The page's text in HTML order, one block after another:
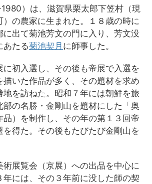
）は、滋賀県栗太郎下笠村（現
）の農家に生まれた。１８歳の時に
に出て菊池芳文の門に入り、芳文没
あたる菊池契月 に師事した。
に初入選し、その後も帝展で入選を
描いた作品が多く、その題材を求め
地を訪ねた。昭和７年には朝鮮を旅
部の名勝・金剛山を題材にした「奥
品）を制作し、その年の第１３回帝
を得た。その後もたびたび金剛山を
術展覧会（京展）への出品を中心に
年には、その３年前に没した師の契